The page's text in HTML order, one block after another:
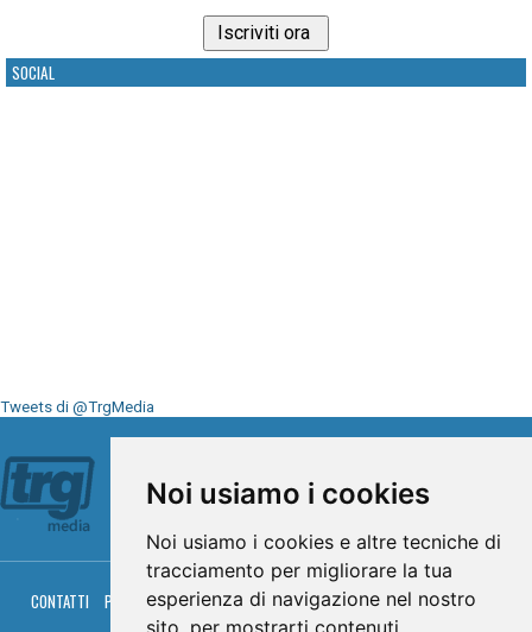
Noi usiamo i cookies
Noi usiamo i cookies e altre tecniche di
tracciamento per migliorare la tua
esperienza di navigazione nel nostro
sito, per mostrarti contenuti
SOCIAL
Tweets di @TrgMedia
CONTATTI PRIVACY COOKIES PALINSESTO DIRETTA TV
DIRETTA RADIO
RGM HITRADIO